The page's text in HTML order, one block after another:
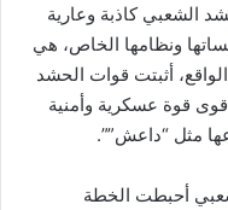
الشعبي كاذبة وعارية
ونظامها الخاص، هي
أثبتت قوات الحشد
قوة عسكرية وأمنية
مثل “داعش””.
أحبطت الخطة